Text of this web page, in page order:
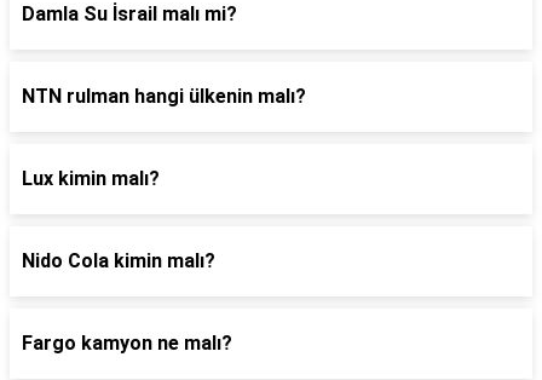
Damla Su İsrail malı mi?
NTN rulman hangi ülkenin malı?
Lux kimin malı?
Nido Cola kimin malı?
Fargo kamyon ne malı?